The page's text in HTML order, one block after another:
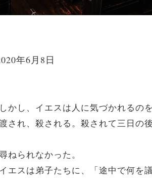
年6月8日
し、イエスは人に気づかれるの
され、殺される。殺されて三日の
ねられなかった。
スは弟子たちに、「途中で何を